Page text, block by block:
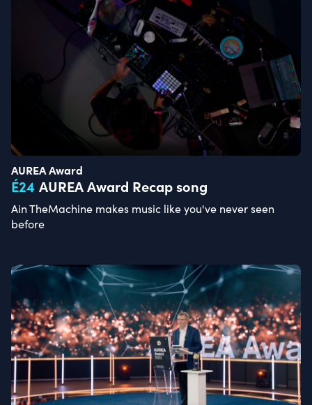
AUREA Award
É24 AUREA Award Recap song
Ain TheMachine makes music like you've never seen
before